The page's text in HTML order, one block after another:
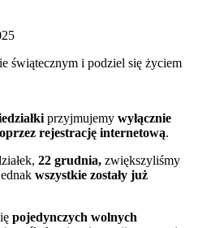
świątecznym i podziel się życiem
przyjmujemy wyłącznie
rejestrację internetową.
22 grudnia, zwiększyliśmy
wszystkie zostały już
pojedynczych wolnych